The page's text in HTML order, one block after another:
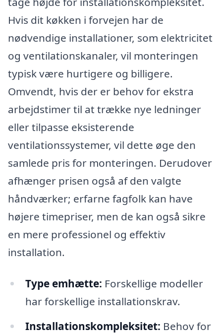
Hvis dit køkken i forvejen har de
nødvendige installationer, som elektricitet
og ventilationskanaler, vil monteringen
typisk være hurtigere og billigere.
Omvendt, hvis der er behov for ekstra
arbejdstimer til at trække nye ledninger
eller tilpasse eksisterende
ventilationssystemer, vil dette øge den
samlede pris for monteringen. Derudover
afhænger prisen også af den valgte
håndværker; erfarne fagfolk kan have
højere timepriser, men de kan også sikre
en mere professionel og effektiv
installation.
Type emhætte: Forskellige modeller
har forskellige installationskrav.
Installationskompleksitet: Behov for